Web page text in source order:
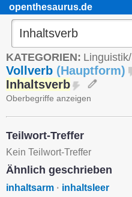
openthesaurus.de
KATEGORIEN:
Vollverb (Hauptform)
Inhaltsverb
Oberbegriffe anzeigen
Teilwort-Treffer
Kein Teilwort-Treffer
Ähnlich geschrieben
inhaltsarm · inhaltsleer